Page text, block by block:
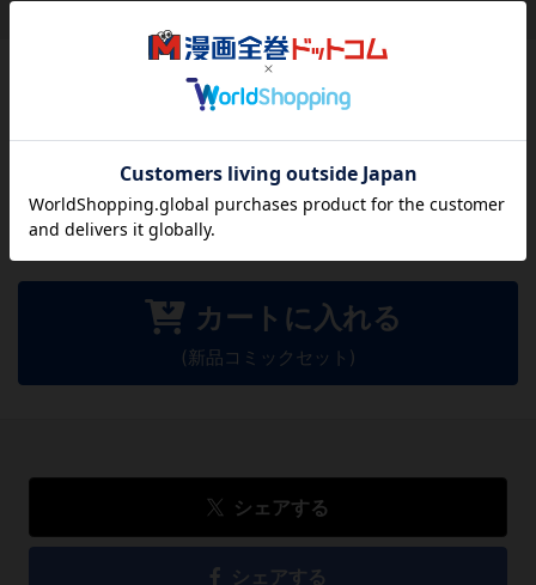
この作品にはまだレビューがありません。 今後読まれる
方のために感想を共有してもらえませんか？
レビューを書く
15,994
カートに入れる
(新品コミックセット)
シェアする
シェアする